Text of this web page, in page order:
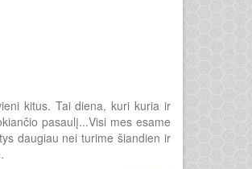
kitus. Tai diena, kuri kuria ir
pasaulį...Visi mes esame
daugiau nei turime šiandien ir